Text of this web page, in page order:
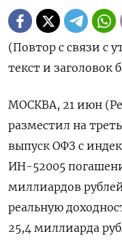
(Повтор с связи с
текст и заголовок
МОСКВА, 21 июн
разместил на
выпуск ОФЗ с
ИН-52005
миллиардов
реальную
25,4 миллиарда